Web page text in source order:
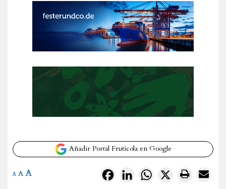
Añadir Portal Frutícola en Google
FacebookLinkedInWhatsApp
X
A A A